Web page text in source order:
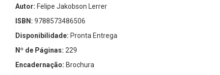
Autor: Felipe Jakobson Lerrer
ISBN: 9788573486506
Disponibilidade: Pronta Entrega
Nº de Páginas: 229
Encadernação: Brochura